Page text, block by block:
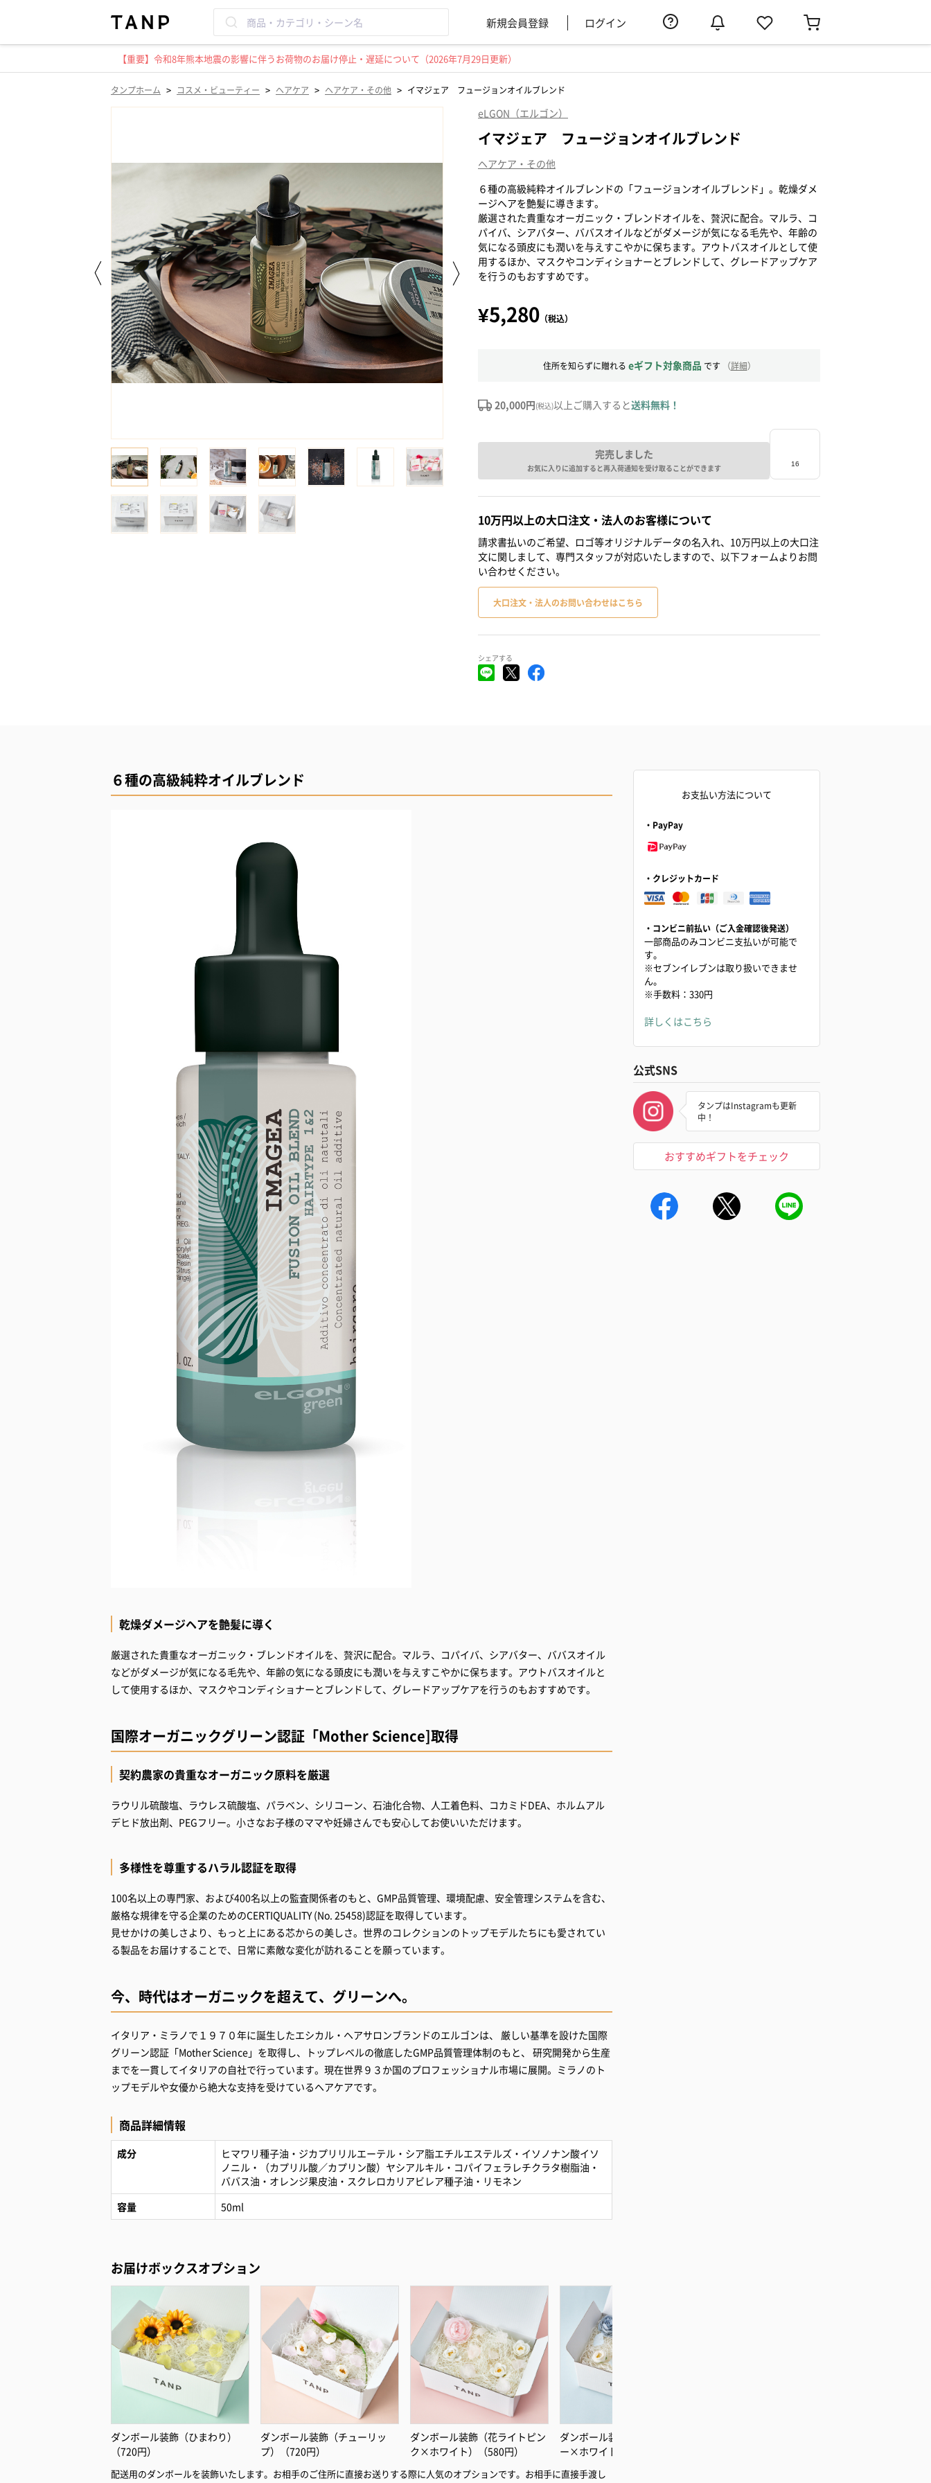
新規会員登録 ログイン
【重要】令和8年熊本地震の影響に伴うお荷物のお届け停止・遅延について（2026年7月29日更新）
タンプホーム > コスメ・ビューティー > ヘアケア > ヘアケア・その他 > イマジェア フュージョンオイルブレンド
eLGON（エルゴン）
イマジェア フュージョンオイルブレンド
ヘアケア・その他
６種の高級純粋オイルブレンドの「フュージョンオイルブレンド」。乾燥ダメ
ージヘアを艶髪に導きます。
厳選された貴重なオーガニック・ブレンドオイルを、贅沢に配合。マルラ、コ
パイバ、シアバター、ババスオイルなどがダメージが気になる毛先や、年齢の
気になる頭皮にも潤いを与えすこやかに保ちます。アウトバスオイルとして使
用するほか、マスクやコンディショナーとブレンドして、グレードアップケア
を行うのもおすすめです。
¥5,280 （税込）
住所を知らずに贈れる eギフト対象商品 です （詳細）
20,000円(税込)以上ご購入すると送料無料！
完売しました
お気に入りに追加すると再入荷通知を受け取ることができます
10万円以上の大口注文・法人のお客様について
請求書払いのご希望、ロゴ等オリジナルデータの名入れ、10万円以上の大口注
文に関しまして、専門スタッフが対応いたしますので、以下フォームよりお問
い合わせください。
大口注文・法人のお問い合わせはこちら
シェアする
６種の高級純粋オイルブレンド
乾燥ダメージヘアを艶髪に導く
厳選された貴重なオーガニック・ブレンドオイルを、贅沢に配合。マルラ、コパイバ、シアバター、ババスオイル
などがダメージが気になる毛先や、年齢の気になる頭皮にも潤いを与えすこやかに保ちます。アウトバスオイルと
して使用するほか、マスクやコンディショナーとブレンドして、グレードアップケアを行うのもおすすめです。
国際オーガニックグリーン認証「Mother Science]取得
契約農家の貴重なオーガニック原料を厳選
ラウリル硫酸塩、ラウレス硫酸塩、パラベン、シリコーン、石油化合物、人工着色料、コカミドDEA、ホルムアル
多様性を尊重するハラル認証を取得
100名以上の専門家、および400名以上の監査関係者のもと、GMP品質管理、環境配慮、安全管理システムを含む、
厳格な規律を守る企業のためのCERTIQUALITY (No. 25458)認証を取得しています。
見せかけの美しさより、もっと上にある芯からの美しさ。世界のコレクションのトップモデルたちにも愛されてい
今、時代はオーガニックを超えて、グリーンへ。
イタリア・ミラノで１９７０年に誕生したエシカル・ヘアサロンブランドのエルゴンは、 厳しい基準を設けた国際
グリーン認証「Mother Science」を取得し、トップレベルの徹底したGMP品質管理体制のもと、 研究開発から生産
までを一貫してイタリアの自社で行っています。現在世界９３か国のプロフェッショナル市場に展開。ミラノのト
ップモデルや女優から絶大な支持を受けているヘアケアです。
商品詳細情報
成分
ヒマワリ種子油・ジカプリリルエーテル・シア脂エチルエステルズ・イソノナン酸イソ
ノニル・（カプリル酸／カプリン酸）ヤシアルキル・コパイフェラレチクラタ樹脂油・
ババス油・オレンジ果皮油・スクレロカリアビレア種子油・リモネン
容量
50ml
お届けボックスオプション
ダンボール装飾（ひまわり）
（720円）
ダンボール装飾（チューリッ
プ）（720円）
ダンボール装飾（花ライトピン
ク×ホワイト）（580円）
ダンボール装飾（花ライトブル
ー×ホワイト）（580円）
配送用のダンボールを装飾いたします。お相手のご住所に直接お送りする際に人気のオプションです。お相手に直接手渡し
お支払い方法について
・PayPay
・クレジットカード
・コンビニ前払い（ご入金確認後発送）
一部商品のみコンビニ支払いが可能で
す。
※セブンイレブンは取り扱いできませ
ん。
※手数料：330円
詳しくはこちら
公式SNS
タンプはInstagramも更新
中！
おすすめギフトをチェック